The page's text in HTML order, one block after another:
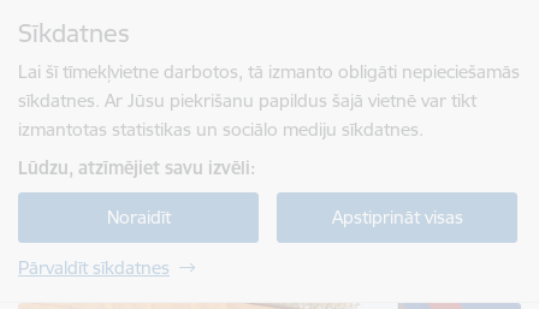
Sīkdatnes
Lai šī tīmekļvietne darbotos, tā izmanto obligāti nepieciešamās
sīkdatnes. Ar Jūsu piekrišanu papildus šajā vietnē var tikt
izmantotas statistikas un sociālo mediju sīkdatnes.
Lūdzu, atzīmējiet savu izvēli:
Noraidīt Apstiprināt visas
Pārvaldīt sīkdatnes